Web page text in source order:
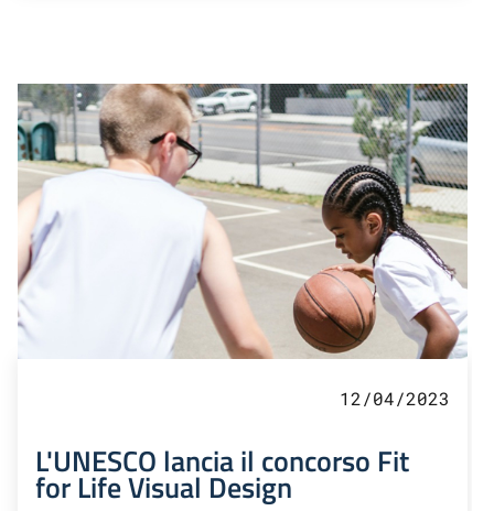
12/04/2023
L'UNESCO lancia il concorso Fit
for Life Visual Design